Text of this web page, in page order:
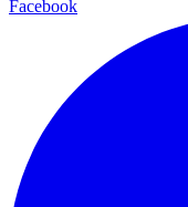
Facebook